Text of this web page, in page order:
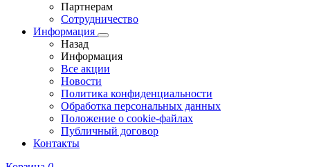
Партнерам
Сотрудничество
Информация
Назад
Информация
Все акции
Новости
Политика конфиденциальности
Обработка персональных данных
Положение о cookie-файлах
Публичный договор
Контакты